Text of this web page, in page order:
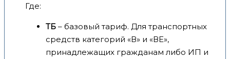
Где:
ТБ – базовый тариф. Для транспортных
средств категорий «В» и «ВЕ»,
принадлежащих гражданам либо ИП и